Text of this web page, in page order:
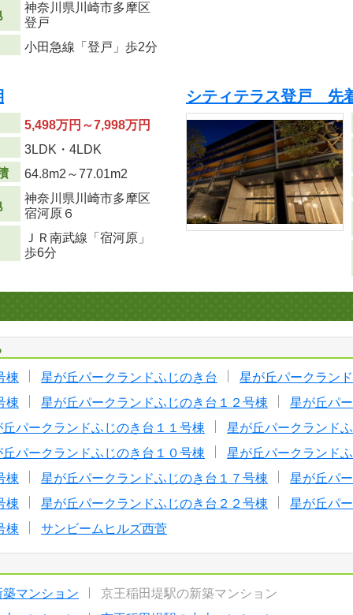
神奈川県川崎市多摩区
登戸
小田急線「登戸」歩2分
5,498万円～7,998万円
3LDK・4LDK
64.8m2 ～77.01m2
神奈川県川崎市多摩区
宿河原６
ＪＲ南武線「宿河原」
歩6分
シティテラス登戸 先
棟 星が丘パークランドふじのき台
星が丘パークラン
棟
星が丘パークランドふじのき台１２号棟
星が丘パ
丘パークランドふじのき台１１号棟
星が丘パークランド
丘パークランドふじのき台１０号棟
星が丘パークランド
棟
星が丘パークランドふじのき台１７号棟
星が丘パ
棟
星が丘パークランドふじのき台２２号棟
星が丘パ
棟
サンビームヒルズ西菅
マンション
京王稲田堤駅の新築マンション